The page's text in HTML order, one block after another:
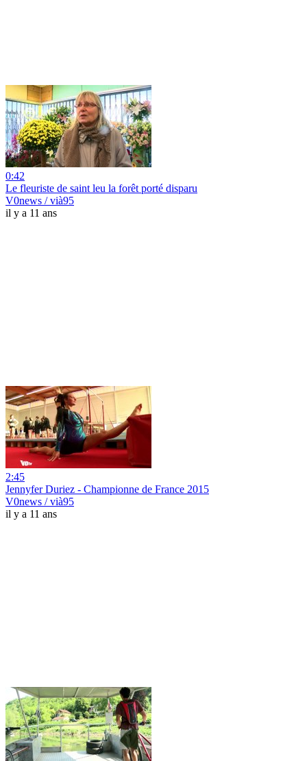
0:42
Le fleuriste de saint leu la forêt porté disparu
V0news / vià95
il y a 11 ans
2:45
Jennyfer Duriez - Championne de France 2015
V0news / vià95
il y a 11 ans